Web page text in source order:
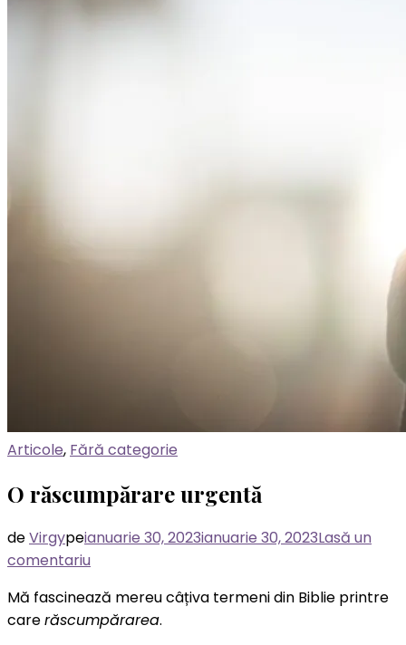
Articole, Fără categorie
O răscumpărare urgentă
deVirgypeianuarie 30, 2023ianuarie 30, 2023Lasă un
comentariula
răscumpărare
urgentă
Mă fascinează mereu câțiva termeni din Biblie printre
carerăscumpărarea.